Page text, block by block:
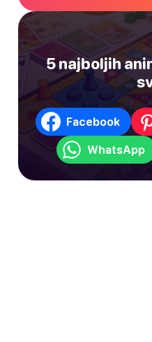
5 najboljih
Facebook
WhatsApp